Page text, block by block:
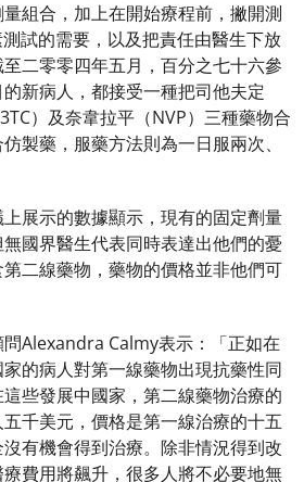
組合，加上在開始療程前，撇開測
試的需要，以及把責任由醫生下放
二零零四年五月，百分之七十六參
新病人，都接受一種把司他夫定
）及奈韋拉平（NVP）三種藥物合
製藥，服藥方法則為一日服兩次、
展示的數據顯示，現有的固定劑量
國界醫生代表同時表達出他們的憂
二線藥物，藥物的價格並非他們可
Alexandra Calmy表示：「正如在
的病人對第一線藥物出現抗藥性同
些發展中國家，第二線藥物治療的
千美元，價格是第一線治療的十五
有機會得到治療。除非情況得到改
費用將飆升，很多人將不必要地無